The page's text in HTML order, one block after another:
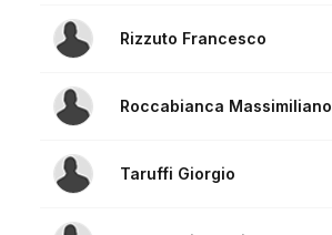
Rizzuto Francesco
Roccabianca Massimiliano
Taruffi Giorgio